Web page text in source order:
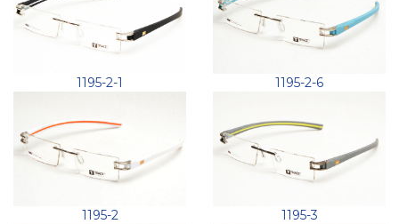
1195-2-1 1195-2-6
1195-2 1195-3